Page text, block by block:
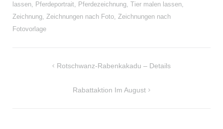
lassen, Pferdeportrait, Pferdezeichnung, Tier malen lassen,
Zeichnung, Zeichnungen nach Foto, Zeichnungen nach
Fotovorlage
Beitragsnavigation
Rotschwanz-Rabenkakadu – Details
Rabattaktion Im August